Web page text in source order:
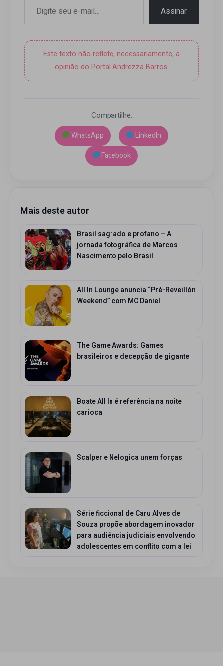
Assinar
Este texto não reflete, necessariamente, a
opinião do Portal Andrezza Barros.
Compartilhe:
WhatsApp
LinkedIn
Facebook
Mais deste autor
Brasil sagrado e profano – A
jornada fotográfica de Marcos
Nascimento pelo Brasil
All In Lounge anuncia “Pré-Reveillón
Weekend” com MC Daniel
The Game Awards: Games
brasileiros e decepção de gigante
Boate All In é referência na noite
carioca
Scalper e Nelogica unem forças
Série ficcional de Caru Alves de
Souza propõe abordagem inovador
para audiência judiciais envolvendo
adolescentes em conflito com a lei